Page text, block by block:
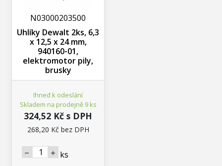
N03000203500
Uhlíky Dewalt 2ks, 6,3
x 12,5 x 24 mm,
940160-01,
elektromotor pily,
brusky
Ihned k odeslání
Skladem na prodejně 9 ks
324,52 Kč s DPH
268,20 Kč bez DPH
ks